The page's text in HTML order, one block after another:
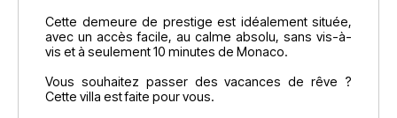
Cette demeure de prestige est idéalement située,
avec un accès facile, au calme absolu, sans vis-à-
vis et à seulement 10 minutes de Monaco.
Vous souhaitez passer des vacances de rêve ?
Cette villa est faite pour vous.